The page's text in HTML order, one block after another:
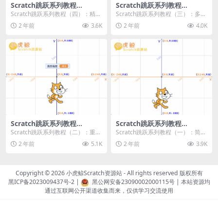
Scratch跳跃系列教程
（四）：精准着陆
Scratch跳跃系列教程（四）：精准
着陆 作者：小虎鲸Scratch资源站
... 2 年前 3.6K
Scratch跳跃系列教程
（三）：多段跳跃
Scratch跳跃系列教程（三）：多段
跳跃 作者：小虎鲸Scratch资源站
连...2 年前 4.0K
Scratch跳跃系列教程
（二）：重力跳跃
Scratch跳跃系列教程（二）：重力
跳跃 作者：小虎鲸Scratch资源站
按...2 年前 5.1K
Scratch跳跃系列教程
（一）：简单跳跃
Scratch跳跃系列教程（一）：简单
跳跃 作者：小虎鲸Scratch资源站
按...2 年前 3.9K
Copyright © 2026小虎鲸Scratch资源站- All rights reserved 版权所有
黑ICP备2023009437号-2| 黑公网安备23090002000115号| 本站资源均
通过互联网公开渠道收集而来，仅供学习交流使用